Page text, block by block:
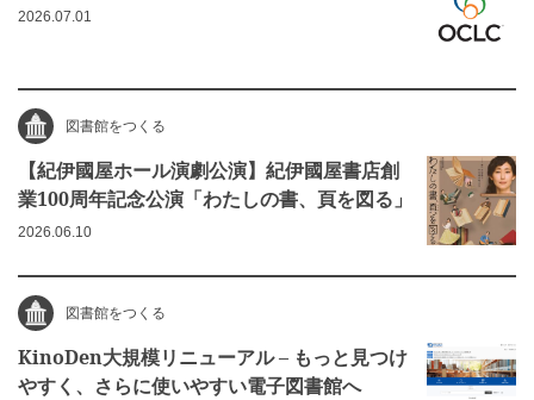
2026.07.01
図書館をつくる
【紀伊國屋ホール演劇公演】紀伊國屋書店創
業100周年記念公演「わたしの書、頁を図る」
2026.06.10
図書館をつくる
KinoDen大規模リニューアル – もっと見つけ
やすく、さらに使いやすい電子図書館へ